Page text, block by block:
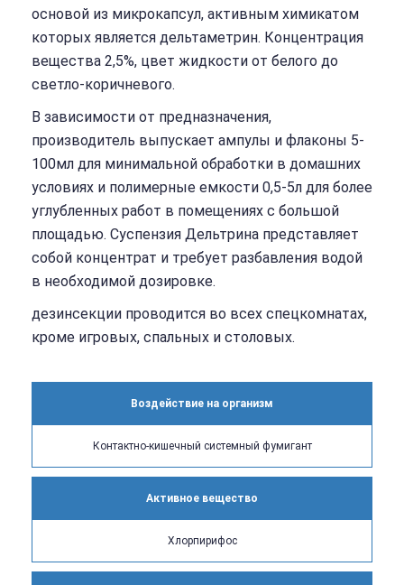
основой из микрокапсул, активным химикатом
которых является дельтаметрин. Концентрация
вещества 2,5%, цвет жидкости от белого до
светло-коричневого.
В зависимости от предназначения,
производитель выпускает ампулы и флаконы 5-
100мл для минимальной обработки в домашних
условиях и полимерные емкости 0,5-5л для более
углубленных работ в помещениях с большой
площадью. Суспензия Дельтрина представляет
собой концентрат и требует разбавления водой
в необходимой дозировке.
дезинсекции проводится во всех спецкомнатах,
кроме игровых, спальных и столовых.
Воздействие на организм
Контактно-кишечный системный фумигант
Активное вещество
Хлорпирифос